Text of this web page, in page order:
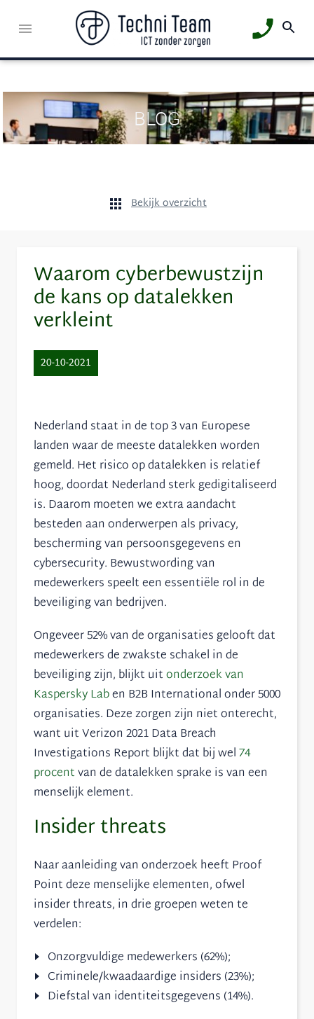
BLOG
Bekijk overzicht
Waarom cyberbewustzijn
de kans op datalekken
verkleint
20-10-2021
Nederland staat in de top 3 van Europese
landen waar de meeste datalekken worden
gemeld. Het risico op datalekken is relatief
hoog, doordat Nederland sterk gedigitaliseerd
is. Daarom moeten we extra aandacht
besteden aan onderwerpen als privacy,
bescherming van persoonsgegevens en
cybersecurity. Bewustwording van
medewerkers speelt een essentiële rol in de
beveiliging van bedrijven.
Ongeveer 52% van de organisaties gelooft dat
medewerkers de zwakste schakel in de
beveiliging zijn, blijkt uitonderzoek van
Kaspersky Laben B2B International onder 5000
organisaties. Deze zorgen zijn niet onterecht,
want uit Verizon 2021 Data Breach
Investigations Report blijkt dat bij wel74
procentvan de datalekken sprake is van een
menselijk element.
Insider threats
Naar aanleiding van onderzoek heeft Proof
Point deze menselijke elementen, ofwel
insider threats, in drie groepen weten te
verdelen:
Onzorgvuldige medewerkers (62%);
Criminele/kwaadaardige insiders (23%);
Diefstal van identiteitsgegevens (14%).